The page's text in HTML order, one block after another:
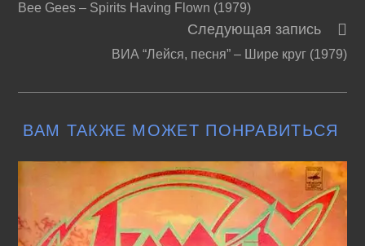
далее
Bee Gees – Spirits Having Flown (1979)
Следующая запись
ВИА “Лейся, песня” – Шире круг (1979)
ВАМ ТАКЖЕ МОЖЕТ ПОНРАВИТЬСЯ